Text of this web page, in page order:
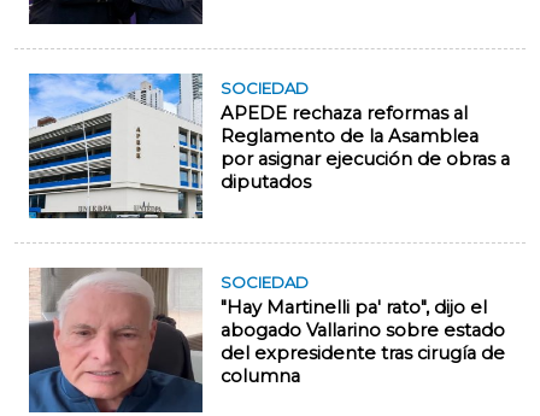
SOCIEDAD
APEDE rechaza reformas al
Reglamento de la Asamblea
por asignar ejecución de obras a
diputados
SOCIEDAD
"Hay Martinelli pa' rato", dijo el
abogado Vallarino sobre estado
del expresidente tras cirugía de
columna